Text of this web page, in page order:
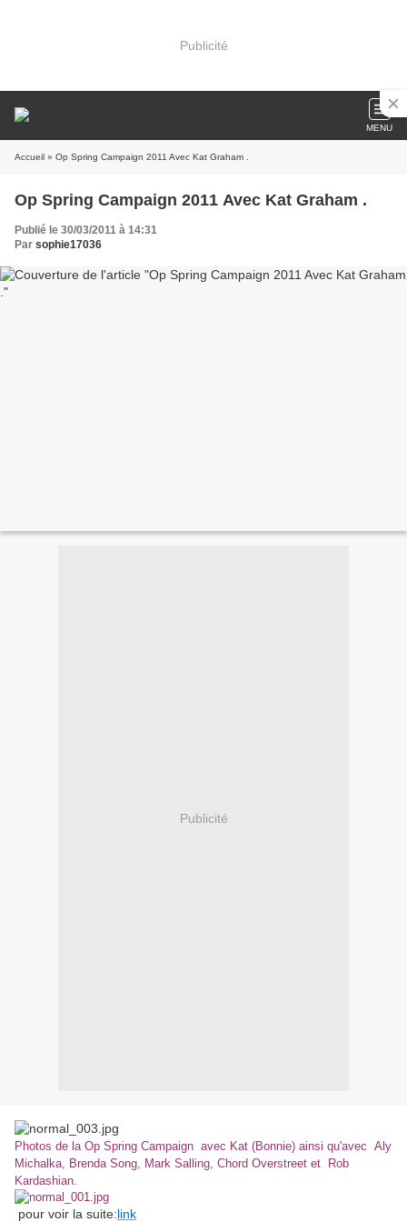
Publicité
MENU
Accueil » Op Spring Campaign 2011 Avec Kat Graham .
Op Spring Campaign 2011 Avec Kat Graham .
Publié le 30/03/2011 à 14:31
Par sophie17036
Publicité
Photos de la Op Spring Campaign avec Kat (Bonnie) ainsi qu'avec Aly
Michalka, Brenda Song, Mark Salling, Chord Overstreet et Rob
Kardashian.
pour voir la suite:link